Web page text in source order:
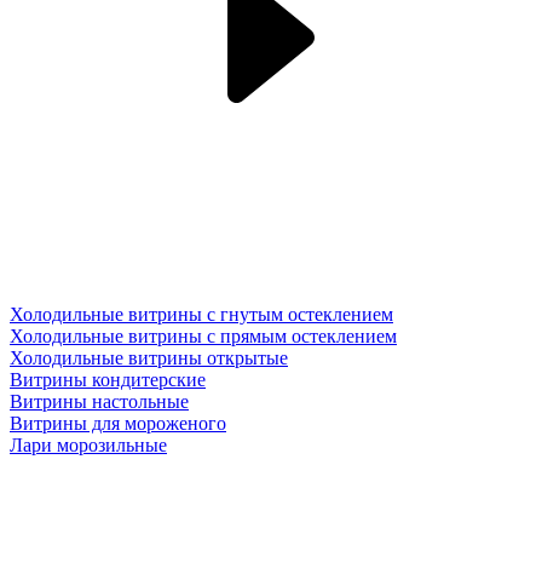
Холодильные витрины с гнутым остеклением
Холодильные витрины с прямым остеклением
Холодильные витрины открытые
Витрины кондитерские
Витрины настольные
Витрины для мороженого
Лари морозильные